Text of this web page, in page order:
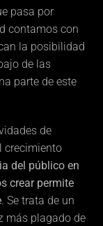
pasa por
contamos con
la posibilidad
de las
parte de este
de
crecimiento
del público en
crear permite
. Se trata de un
más plagado de